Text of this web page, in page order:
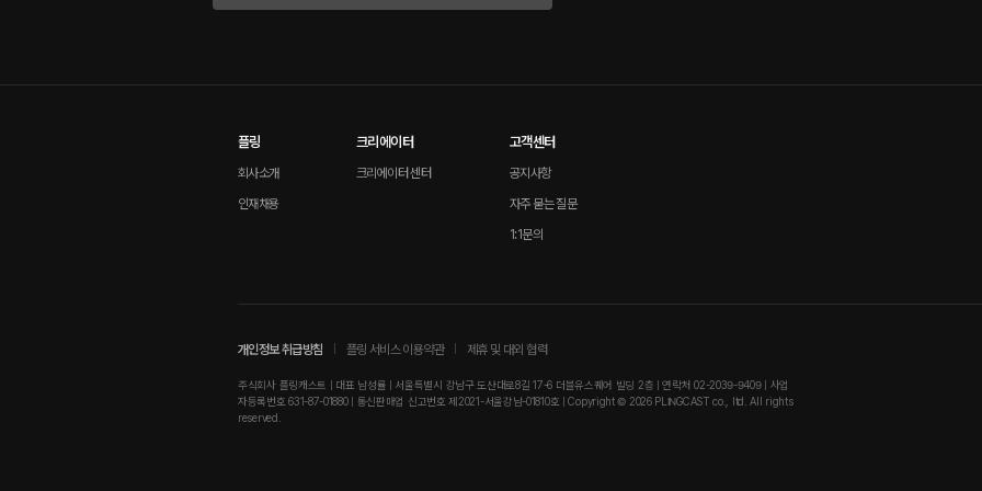
플링
회사소개
인재채용
크리에이터
크리에이터 센터
고객센터
공지사항
자주 묻는 질문
1:1문의
개인정보 취급방침 플링 서비스 이용약관 제휴 및 대외 협력
주식회사 플링캐스트 | 대표 남성률 | 서울특별시 강남구 도산대로8길 17-6 더블유스퀘어 빌딩 2층 | 연락처 02-2039-9409 | 사업
자등록번호 631-87-01880 | 통신판매업 신고번호 제2021-서울강남-01810호 | Copyright © 2026 PLINGCAST co., ltd. All rights
reserved.